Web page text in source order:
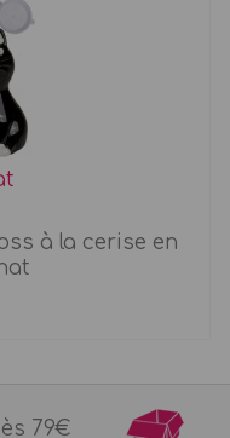
à la cerise en
dès 79€